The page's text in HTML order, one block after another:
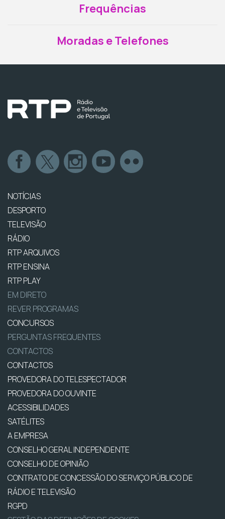
Frequências
Moradas e Telefones
NOTÍCIAS
DESPORTO
TELEVISÃO
RÁDIO
RTP ARQUIVOS
RTP ENSINA
RTP PLAY
EM DIRETO
REVER PROGRAMAS
CONCURSOS
PERGUNTAS FREQUENTES
CONTACTOS
CONTACTOS
PROVEDORA DO TELESPECTADOR
PROVEDORA DO OUVINTE
ACESSIBILIDADES
SATÉLITES
A EMPRESA
CONSELHO GERAL INDEPENDENTE
CONSELHO DE OPINIÃO
CONTRATO DE CONCESSÃO DO SERVIÇO PÚBLICO DE
RÁDIO E TELEVISÃO
RGPD